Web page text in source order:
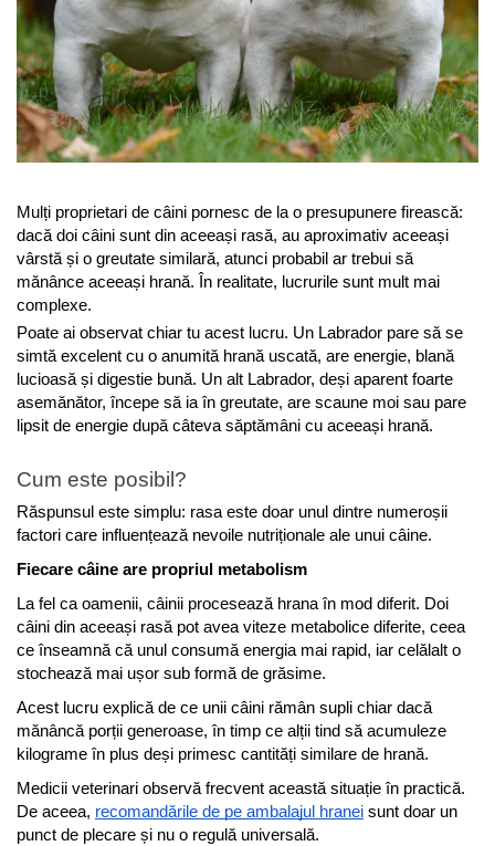
Antiparazitare interne si externe
Articulatii
Diverse caini
ORL Caini
Suplimente nutritive, vitamine
Lapte Caini
Hrana economica caini
Accesorii caini
Botnite
Castroane si boluri pentru apa si
mancare
Custi transport - Caini
Hamuri, Lese si Zgarzi
Jucarii caini
Paturi, perne si cosuri pentru caini
Igiena si ingrijire caini
Sampoane si Balsamuri
Servetele Umede
Covorase absorbante
Igiena Catel
Igiena Interior
Perii si descalcitoare caini
Solutii Atractante si repelente
Antiparazitare interne si externe
Articulatii
Diverse pisici
ORL Pisici
Suplimente nutritive, vitamine
Igiena si ingrijire pisici
Asternut litiera / Nisip / Silicat
Curatare Ochi
Igiena Interior
Igiena Pisici
Perii si descalcitoare pisici
Sampoane si Balsamuri
Solutii Atractante si repelente
Accesorii Pisici
Ansambluri de joaca, sisaluri
Castroane si boluri pentru apa si
mancare
Custi transport - Pisici
Jucarii Pisici
Lese, Hamuri si Zgarzi
Paturi, perne si cosuri pentru pisici
Recompense Delicioase
Mulți proprietari de câini pornesc de la o presupunere firească:
dacă doi câini sunt din aceeași rasă, au aproximativ aceeași
vârstă și o greutate similară, atunci probabil ar trebui să
mănânce aceeași hrană. În realitate, lucrurile sunt mult mai
complexe.
Poate ai observat chiar tu acest lucru. Un Labrador pare să se
simtă excelent cu o anumită hrană uscată, are energie, blană
lucioasă și digestie bună. Un alt Labrador, deși aparent foarte
asemănător, începe să ia în greutate, are scaune moi sau pare
lipsit de energie după câteva săptămâni cu aceeași hrană.
Cum este posibil?
Răspunsul este simplu: rasa este doar unul dintre numeroșii
factori care influențează nevoile nutriționale ale unui câine.
Fiecare câine are propriul metabolism
La fel ca oamenii, câinii procesează hrana în mod diferit. Doi
câini din aceeași rasă pot avea viteze metabolice diferite, ceea
ce înseamnă că unul consumă energia mai rapid, iar celălalt o
stochează mai ușor sub formă de grăsime.
Acest lucru explică de ce unii câini rămân supli chiar dacă
mănâncă porții generoase, în timp ce alții tind să acumuleze
kilograme în plus deși primesc cantități similare de hrană.
Medicii veterinari observă frecvent această situație în practică.
De aceea, recomandările de pe ambalajul hranei sunt doar un
punct de plecare și nu o regulă universală.